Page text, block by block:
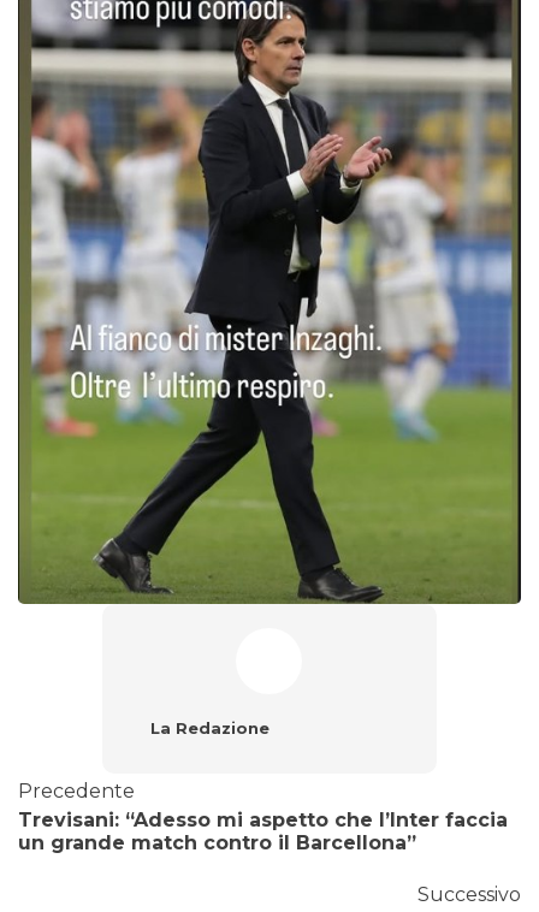
La Redazione
Precedente
Trevisani: “Adesso mi aspetto che l’Inter faccia
un grande match contro il Barcellona”
Successivo